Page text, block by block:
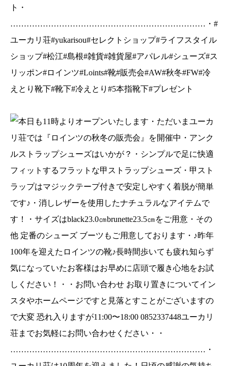
ト・
………………………………………………………………・#
ユーカリ荘#yukarisou#セレクトショップ#ライフスタイル
ショップ#松江#島根#雑貨#雑貨屋#アパレル#シューズ#ス
リッポン#ロインツ#Loints#靴#販売会#AW#秋冬#FW#冷
えとり靴下#靴下#冷えとり#5本指靴下#プレゼント